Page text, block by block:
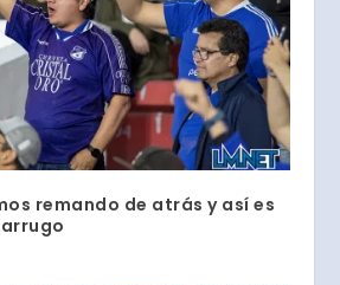
remando de atrás y así es